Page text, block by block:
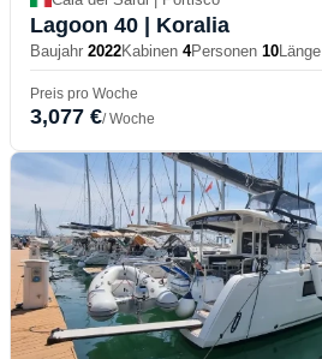
Lagoon 40 | Koralia
Baujahr 2022Kabinen 4Personen 10Länge
Preis pro Woche
3,077 €/ Woche